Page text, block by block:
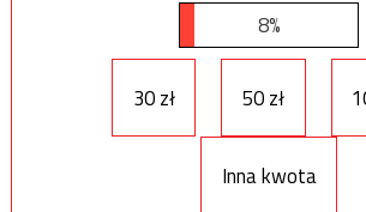
8%
30 zł 50 zł
Inna kwota